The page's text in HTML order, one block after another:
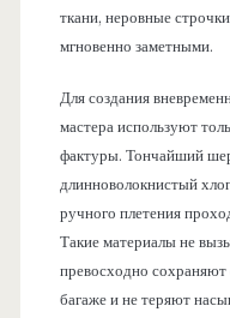
ткани, неровные
мгновенно заметными.
Для создания
мастера используют
фактуры. Тончайший
длинноволокнистый
ручного плетения
Такие материалы не
превосходно
багаже и не теряют